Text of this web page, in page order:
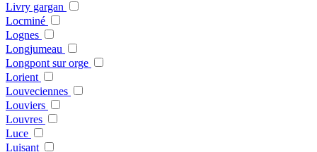
Livry gargan
Locminé
Lognes
Longjumeau
Longpont sur orge
Lorient
Louveciennes
Louviers
Louvres
Luce
Luisant